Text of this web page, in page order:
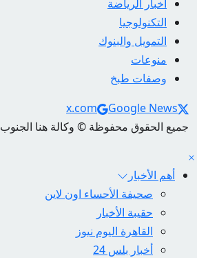
أخبار الرياضة
التكنولوجيا
التمويل والبنوك
منوعات
وصفات طبخ
Social Links
x.com
Google News
جميع الحقوق محفوظة © وكالة هنا الجنوب 2026
أهم الأخبار
صحيفة الأحساء اون لاين
حقيبة الأخبار
القاهرة اليوم نيوز
أخبار بلس 24